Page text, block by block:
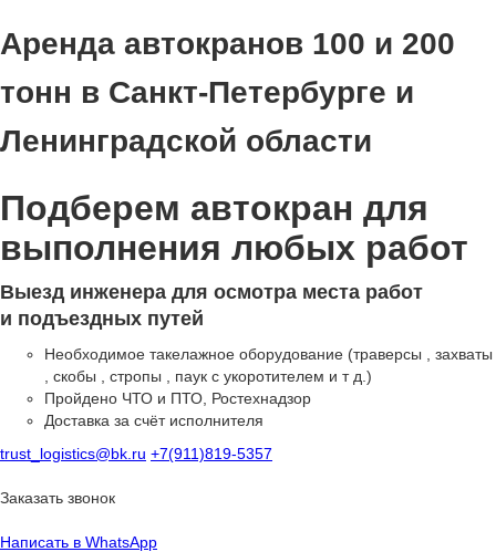
Аренда автокранов 100 и 200
тонн в Санкт-Петербурге и
Ленинградской области
Подберем автокран для
выполнения любых работ
Выезд инженера для осмотра места работ
и подъездных путей
Необходимое такелажное оборудование (траверсы , захваты
, скобы , стропы , паук с укоротителем и т д.)
Пройдено ЧТО и ПТО, Ростехнадзор
Доставка за счёт исполнителя
trust_logistics@bk.ru +7(911)819-5357
Заказать звонок
Написать в WhatsApp